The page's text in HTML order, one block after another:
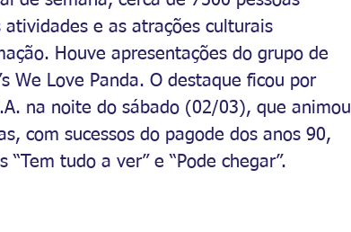
e as atrações culturais
Houve apresentações do grupo de
We Love Panda. O destaque ficou por
na noite do sábado (02/03), que animou
com sucessos do pagode dos anos 90,
tudo a ver” e “Pode chegar”.